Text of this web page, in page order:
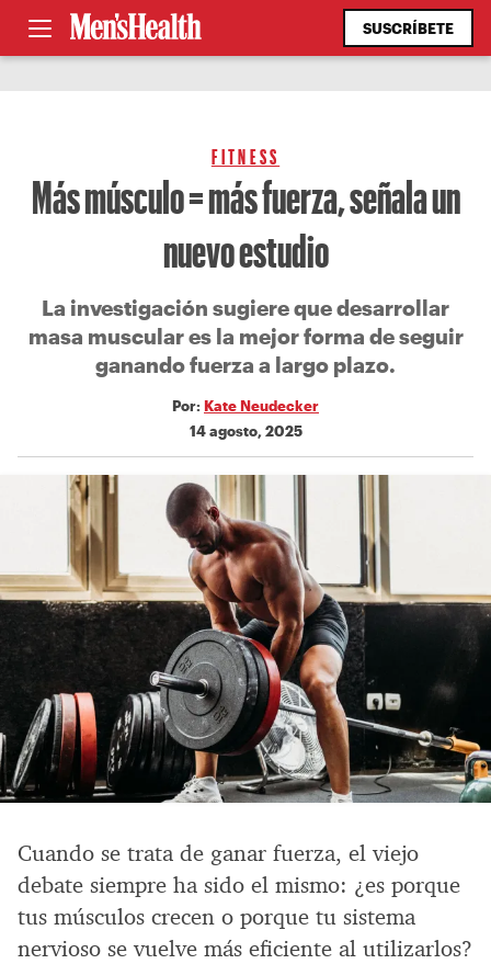
SUSCRÍBETE
FITNESS
Más músculo = más fuerza, señala un
nuevo estudio
La investigación sugiere que desarrollar
masa muscular es la mejor forma de seguir
ganando fuerza a largo plazo.
Por: Kate Neudecker
14 agosto, 2025
Cuando se trata de ganar fuerza, el viejo
debate siempre ha sido el mismo: ¿es porque
tus músculos crecen o porque tu sistema
nervioso se vuelve más eficiente al utilizarlos?